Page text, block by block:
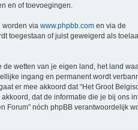
en of toevoegingen.
worden via www.phpbb.com en via de
toegestaan of juist geweigerd als
wetten van je eigen land, het land
ingang en permanent wordt
er mee akkoord dat “Het Groot
dat de informatie die je bij ons
Forum” nóch phpBB verantwoordelijk